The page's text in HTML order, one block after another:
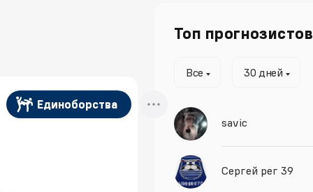
Единоборства
Топ прогнозистов
Все 30 дней
savic
Сергей рег 39